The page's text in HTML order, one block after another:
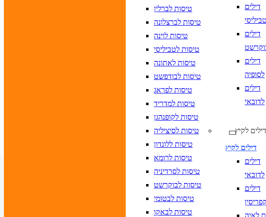
טיסות לברלין
טיסות לברצלונה
טיסות לוינה
טיסות לטביליסי
טיסות לאתונה
טיסות לבודפשט
טיסות לפראג
טיסות למדריד
טיסות לקופנהגן
טיסות לסיציליה
טיסות ללונדון
טיסות לרומא
טיסות לסרדיניה
טיסות לבוקרשט
טיסות לבטומי
טיסות לבאקו
דילים
דילים
דילים
לסופיה
דילים
לדובאי
דילים לקיץ
דילים לקיץ
דילים
לדובאי
דילים
לאיה
נא לוודא בחירת יעד לפני בחירת תאריך,
נא לוודא בחירת יעד לפני בחירת תאריך,
נא לוודא בחירת יעד לפני בחירת תאריך,